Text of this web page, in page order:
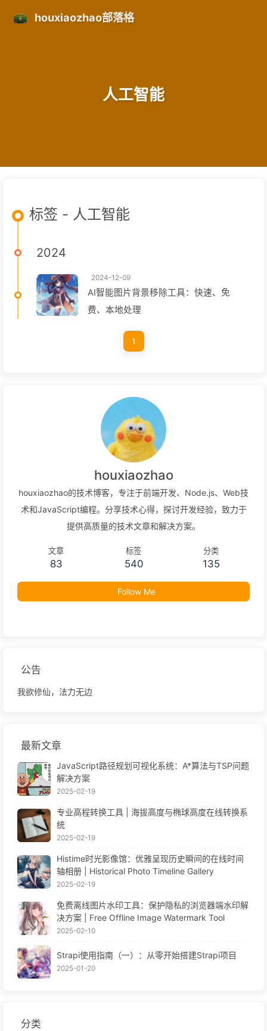
houxiaozhao部落格
人工智能
标签 - 人工智能
2024
2024-12-09
AI智能图片背景移除工具：快速、免
费、本地处理
1
houxiaozhao
houxiaozhao的技术博客，专注于前端开发、Node.js、Web技
术和JavaScript编程。分享技术心得，探讨开发经验，致力于
提供高质量的技术文章和解决方案。
文章
83
标签
540
分类
135
Follow Me
公告
我欲修仙，法力无边
最新文章
JavaScript路径规划可视化系统：A*算法与TSP问题
解决方案
2025-02-19
专业高程转换工具 | 海拔高度与椭球高度在线转换系
统
2025-02-19
Histime时光影像馆：优雅呈现历史瞬间的在线时间
轴相册 | Historical Photo Timeline Gallery
2025-02-19
免费离线图片水印工具：保护隐私的浏览器端水印解
决方案 | Free Offline Image Watermark Tool
2025-02-10
Strapi使用指南（一）：从零开始搭建Strapi项目
2025-01-20
分类